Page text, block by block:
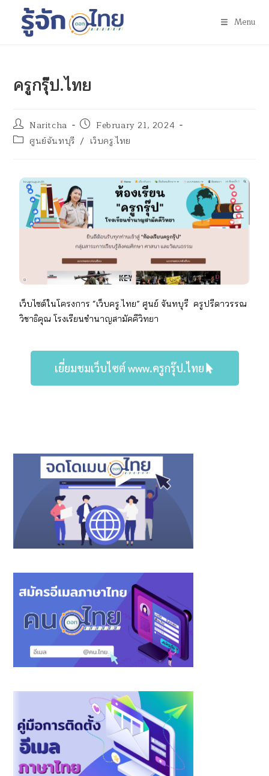
Menu
ครูกรุ๊ป.ไทย
Naritcha
February 21, 2024
ศูนย์จันทบุรี / เว็บครู.ไทย
เว็บไซต์ในโครงการ “เว็บครู.ไทย” ศูนย์ จันทบุรี ครูปรีดาวรรณ
วิชาธิคุณโรงเรียนชำนาญสามัคคีวิทยา
เยี่ยมชมเว็บไซต์ www.ครูกรุ๊ป.ไทย